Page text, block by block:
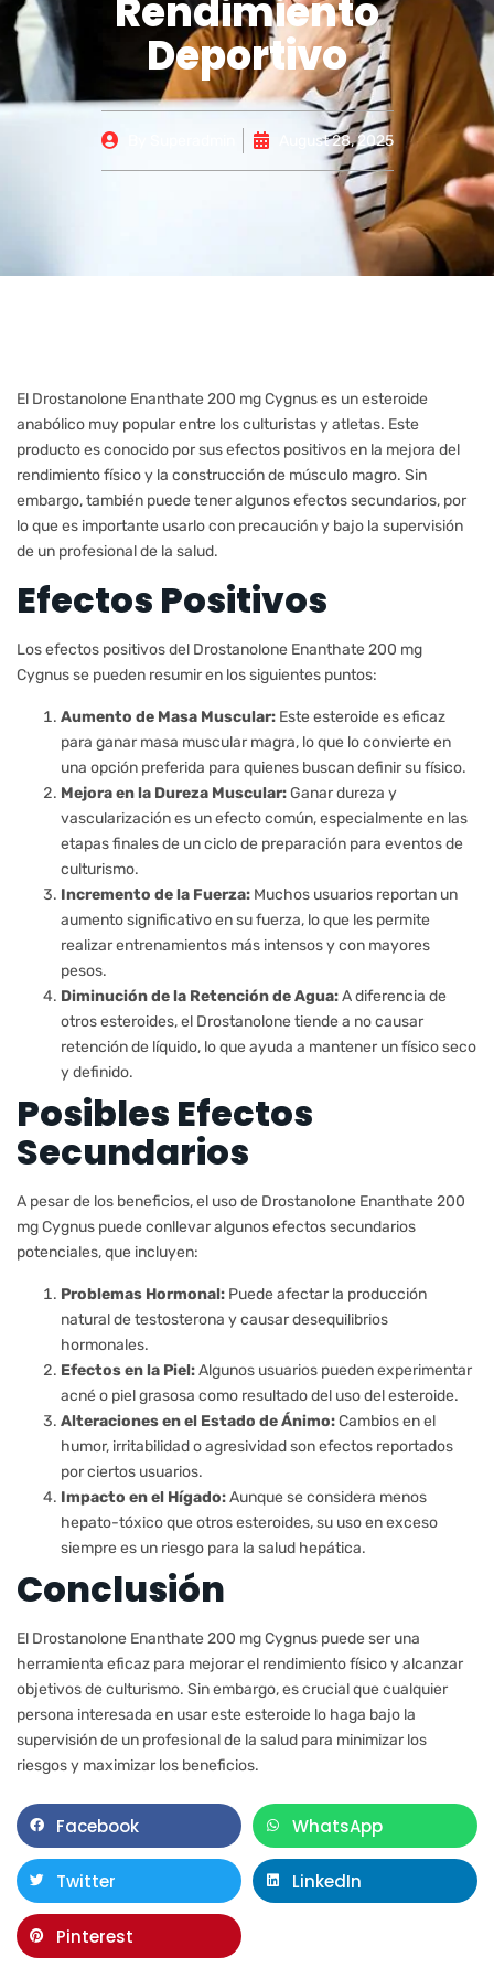
Rendimiento
Deportivo
August 28, 2025
El Drostanolone Enanthate 200 mg Cygnus es un esteroide
anabólico muy popular entre los culturistas y atletas. Este
producto es conocido por sus efectos positivos en la mejora del
rendimiento físico y la construcción de músculo magro. Sin
embargo, también puede tener algunos efectos secundarios, por
lo que es importante usarlo con precaución y bajo la supervisión
de un profesional de la salud.
Efectos Positivos
Los efectos positivos del Drostanolone Enanthate 200 mg
Cygnus se pueden resumir en los siguientes puntos:
Aumento de Masa Muscular: Este esteroide es eficaz
para ganar masa muscular magra, lo que lo convierte en
una opción preferida para quienes buscan definir su físico.
Mejora en la Dureza Muscular:Ganar dureza y
vascularización es un efecto común, especialmente en las
etapas finales de un ciclo de preparación para eventos de
culturismo.
Incremento de la Fuerza: Muchos usuarios reportan un
aumento significativo en su fuerza, lo que les permite
realizar entrenamientos más intensos y con mayores
pesos.
Diminución de la Retención de Agua:A diferencia de
otros esteroides, el Drostanolone tiende a no causar
retención de líquido, lo que ayuda a mantener un físico seco
y definido.
Posibles Efectos
Secundarios
A pesar de los beneficios, el uso de Drostanolone Enanthate 200
mg Cygnus puede conllevar algunos efectos secundarios
potenciales, que incluyen:
Problemas Hormonal: Puede afectar la producción
natural de testosterona y causar desequilibrios
hormonales.
Efectos en la Piel:Algunos usuarios pueden experimentar
acné o piel grasosa como resultado del uso del esteroide.
Alteraciones en el Estado de Ánimo:Cambios en el
humor, irritabilidad o agresividad son efectos reportados
por ciertos usuarios.
Impacto en el Hígado:Aunque se considera menos
hepato-tóxico que otros esteroides, su uso en exceso
siempre es un riesgo para la salud hepática.
Conclusión
El Drostanolone Enanthate 200 mg Cygnus puede ser una
herramienta eficaz para mejorar el rendimiento físico y alcanzar
objetivos de culturismo. Sin embargo, es crucial que cualquier
persona interesada en usar este esteroide lo haga bajo la
supervisión de un profesional de la salud para minimizar los
riesgos y maximizar los beneficios.
Facebook WhatsApp
Twitter LinkedIn
Pinterest